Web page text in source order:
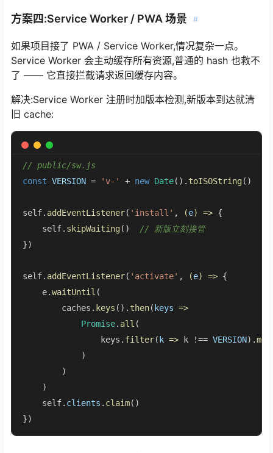
方案四:Service Worker / PWA 场景 #
如果项目接了 PWA / Service Worker,情况复杂一点。
Service Worker 会主动缓存所有资源,普通的 hash 也救不
了 —— 它直接拦截请求返回缓存内容。
解决:Service Worker 注册时加版本检测,新版本到达就清
旧 cache:
// public/sw.js
const VERSION = 'v-' + new Date(). toISOString()
self. addEventListener( 'install' , (e) => {
    self.
skipWaiting() // 新版立刻接管
})
self. addEventListener( 'activate' , (e) => {
    e.
waitUntil (
        caches.
keys (). then( keys =>
Promise. all (
                keys.
filter( k => k !== VERSION).map
            )
        )
    )
    self.
clients . claim()
})